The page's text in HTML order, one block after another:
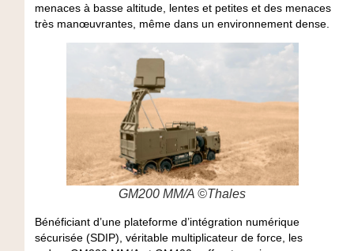
menaces à basse altitude, lentes et petites et des menaces
très manœuvrantes, même dans un environnement dense.
GM200 MM/A ©Thales
Bénéficiant d’une plateforme d’intégration numérique
sécurisée (SDIP), véritable multiplicateur de force, les